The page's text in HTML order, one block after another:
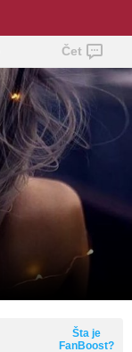
Čet
Šta je
FanBoost?